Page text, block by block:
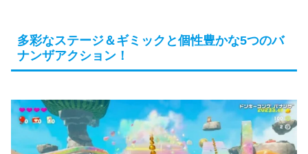
多彩なステージ＆ギミックと個性豊かな5つのバ
ナンザアクション！